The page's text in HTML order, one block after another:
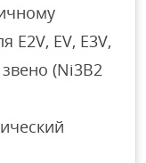
E2V, EV, E3V,
(Ni3B2